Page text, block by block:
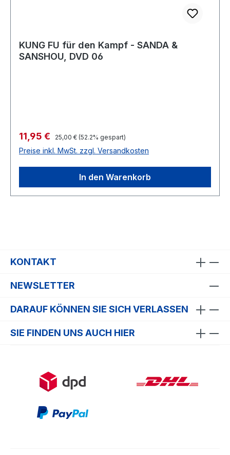
KUNG FU für den Kampf - SANDA &
SANSHOU, DVD 06
Verkaufspreis:
11,95 € Regulärer Preis:
25,00 € (52.2% gespart)
Preise inkl. MwSt. zzgl. Versandkosten
In den Warenkorb
KONTAKT
NEWSLETTER
DARAUF KÖNNEN SIE SICH VERLASSEN
SIE FINDEN UNS AUCH HIER